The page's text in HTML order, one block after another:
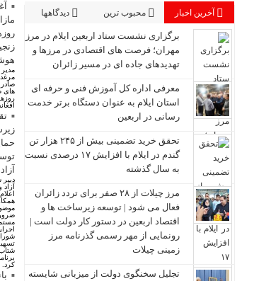
آخرین اخبار محبوب ترین دیدگاهها
برگزاری نشست ستاد اربعین ایلام در مرز
مهران؛ فرصت‌ های اقتصادی در مرزها و
تهدیدهای جاده‌ ای در مسیر زائران
معرفی اداره کل آموزش فنی و حرفه‌ ای
استان ایلام به‌ عنوان دستگاه برتر خدمت‌
رسانی در اربعین
تحقق خرید تضمینی بیش از ۲۴۵ هزار تن
گندم در ایلام با افزایش ۱۷ درصدی نسبت
به سال گذشته
مرز چیلات از ۲۸ صفر برای تردد زائران
فعال می‌ شود | توسعه زیرساخت‌ ها و
اقتصاد اربعین در دستور کار دولت است |
رونمایی از مهر رسمی گذرنامه مرز
زمینی چیلات
تجلیل سخنگوی دولت از میزبانی شایسته
مدیر
های
آزاد
دبیر
آزاد
کرد.